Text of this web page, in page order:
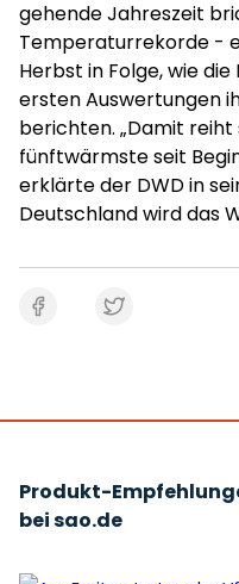
gehende Jahreszeit
Temperaturrekorde -
Herbst in Folge, wie
ersten Auswertungen
berichten. „Damit
fünftwärmste seit
erklärte der DWD in
Deutschland wird das
Produkt-
bei sao.de